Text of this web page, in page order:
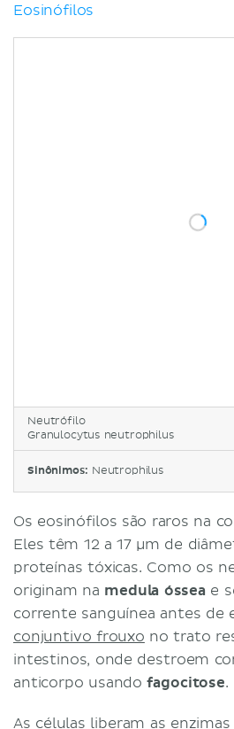
Eosinófilos
Neutrófilo
Granulocytus neutrophilus
Sinônimos: Neutrophilus
Os eosinófilos são raros na
Eles têm 12 a 17 µm de
proteínas tóxicas. Como os
originam na medula óssea e
corrente sanguínea antes de
conjuntivo frouxo no trato
intestinos, onde destroem
anticorpo usandofagocitose.
As células liberam as enzimas